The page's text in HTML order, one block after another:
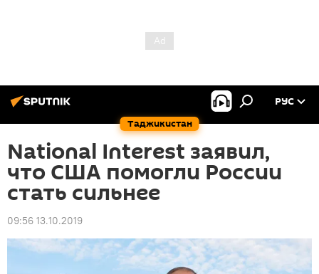
Таджикистан
РУС
National Interest заявил,
что США помогли России
стать сильнее
09:56 13.10.2019